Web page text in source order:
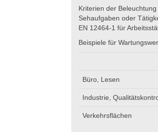
Kriterien der
Sehaufgaben oder
EN 12464-1 für
Beispiele für
Büro, Lesen
Industrie,
Verkehrsflächen